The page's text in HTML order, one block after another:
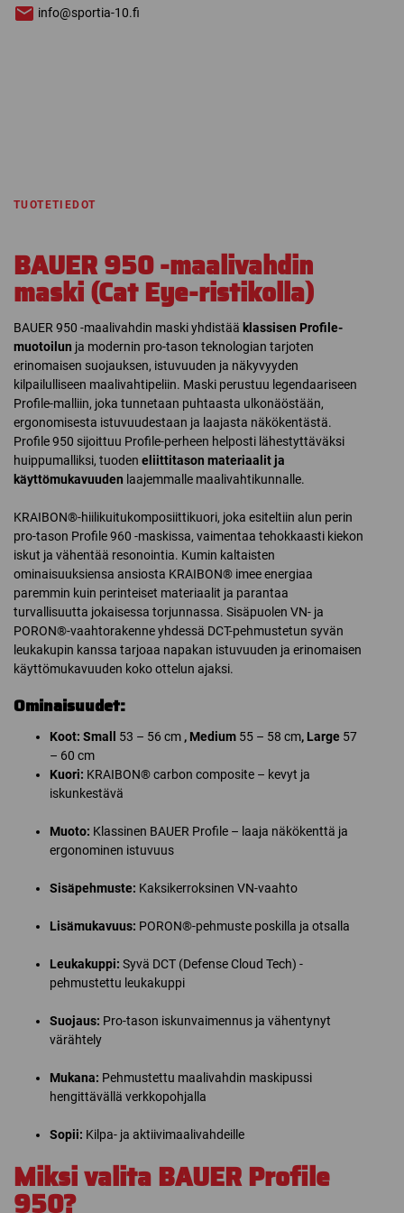
info@sportia-10.fi
TUOTETIEDOT
BAUER 950 -maalivahdin
maski (Cat Eye-ristikolla)
BAUER 950 -maalivahdin maski yhdistää klassisen Profile-
muotoilun ja modernin pro-tason teknologian tarjoten
erinomaisen suojauksen, istuvuuden ja näkyvyyden
kilpailulliseen maalivahtipeliin. Maski perustuu legendaariseen
Profile-malliin, joka tunnetaan puhtaasta ulkonäöstään,
ergonomisesta istuvuudestaan ja laajasta näkökentästä.
Profile 950 sijoittuu Profile-perheen helposti lähestyttäväksi
huippumalliksi, tuoden eliittitason materiaalit ja
käyttömukavuuden laajemmalle maalivahtikunnalle.
KRAIBON®-hiilikuitukomposiittikuori, joka esiteltiin alun perin
pro-tason Profile 960 -maskissa, vaimentaa tehokkaasti kiekon
iskut ja vähentää resonointia. Kumin kaltaisten
ominaisuuksiensa ansiosta KRAIBON® imee energiaa
paremmin kuin perinteiset materiaalit ja parantaa
turvallisuutta jokaisessa torjunnassa. Sisäpuolen VN- ja
PORON®-vaahtorakenne yhdessä DCT-pehmustetun syvän
leukakupin kanssa tarjoaa napakan istuvuuden ja erinomaisen
käyttömukavuuden koko ottelun ajaksi.
Ominaisuudet:
Koot: Small 53 – 56 cm , Medium 55 – 58 cm, Large 57
– 60 cm
Kuori: KRAIBON® carbon composite – kevyt ja
iskunkestävä
Muoto: Klassinen BAUER Profile – laaja näkökenttä ja
ergonominen istuvuus
Sisäpehmuste: Kaksikerroksinen VN-vaahto
Lisämukavuus: PORON®-pehmuste poskilla ja otsalla
Leukakuppi: Syvä DCT (Defense Cloud Tech) -
pehmustettu leukakuppi
Suojaus: Pro-tason iskunvaimennus ja vähentynyt
värähtely
Mukana: Pehmustettu maalivahdin maskipussi
hengittävällä verkkopohjalla
Sopii: Kilpa- ja aktiivimaalivahdeille
Miksi valita BAUER Profile
950?